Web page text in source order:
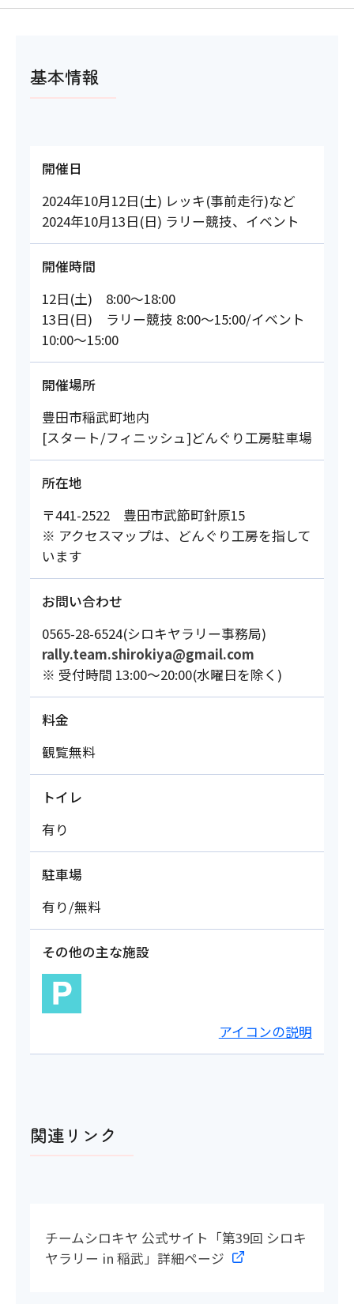
基本情報
開催日
2024年10月12日(土) レッキ(事前走行)など
2024年10月13日(日) ラリー競技、イベント
開催時間
12日(土) 8:00～18:00
13日(日) ラリー競技 8:00～15:00/イベント
10:00～15:00
開催場所
豊田市稲武町地内
[スタート/フィニッシュ]どんぐり工房駐車場
所在地
〒441-2522 豊田市武節町針原15
※ アクセスマップは、どんぐり工房を指して
います
お問い合わせ
0565-28-6524(シロキヤラリー事務局)
rally.team.shirokiya@gmail.com
※ 受付時間 13:00～20:00(水曜日を除く)
料金
観覧無料
トイレ
有り
駐車場
有り/無料
その他の主な施設
アイコンの説明
関連リンク
チームシロキヤ 公式サイト「第39回 シロキ
ヤラリー in 稲武」詳細ページ